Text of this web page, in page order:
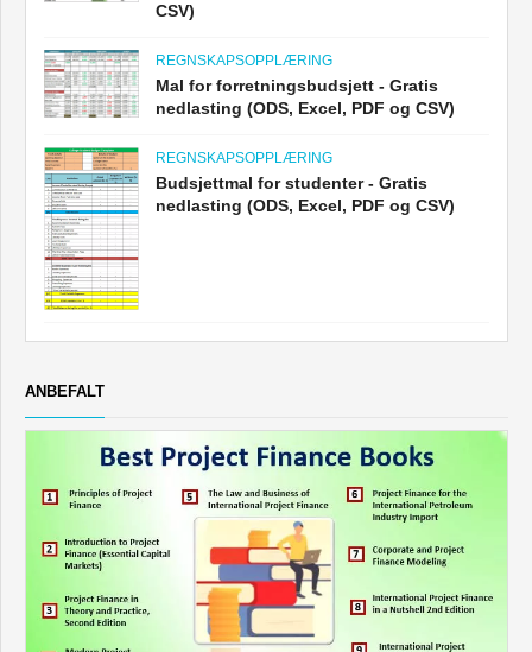
CSV)
REGNSKAPSOPPLÆRING
Mal for forretningsbudsjett - Gratis
nedlasting (ODS, Excel, PDF og CSV)
REGNSKAPSOPPLÆRING
Budsjettmal for studenter - Gratis
nedlasting (ODS, Excel, PDF og CSV)
ANBEFALT